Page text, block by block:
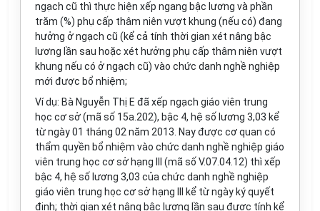
ngạch cũ thì thực hiện xếp ngang bậc lương và phần
trăm (%) phụ cấp thâm niên vượt khung (nếu có) đang
hưởng ở ngạch cũ (kể cả tính thời gian xét nâng bậc
lương lần sau hoặc xét hưởng phụ cấp thâm niên vượt
khung nếu có ở ngạch cũ) vào chức danh nghề nghiệp
mới được bổ nhiệm;
Ví dụ: Bà Nguyễn Thị E đã xếp ngạch giáo viên trung
học cơ sở (mã số 15a.202), bậc 4, hệ số lương 3,03 kể
từ ngày 01 tháng 02 năm 2013. Nay được cơ quan có
thẩm quyền bổ nhiệm vào chức danh nghề nghiệp giáo
viên trung học cơ sở hạng III (mã số V.07.04.12) thì xếp
bậc 4, hệ số lương 3,03 của chức danh nghề nghiệp
giáo viên trung học cơ sở hạng III kể từ ngày ký quyết
định; thời gian xét nâng bậc lương lần sau được tính kể